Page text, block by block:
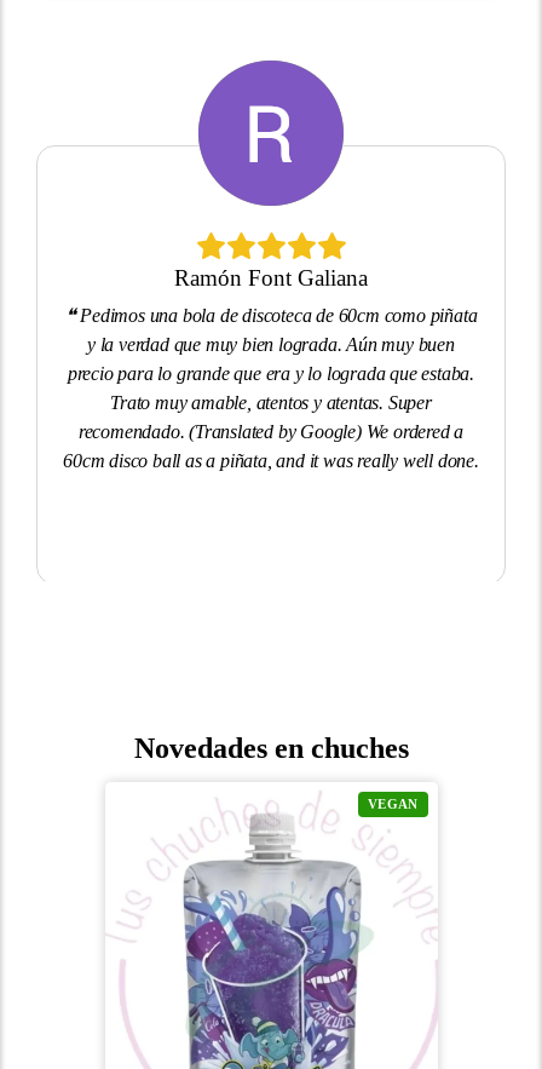
Jaime Picornell
❝Trato excelente. (Translated by Google) Excellent
service.❞
Novedades en chuches
VEGAN